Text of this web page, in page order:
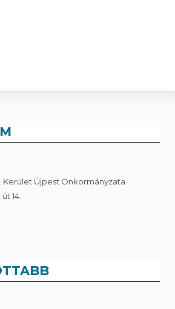
Kerület Újpest Önkormányzata
14.